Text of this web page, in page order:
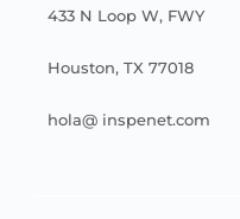
433 N Loop W, FWY
Houston, TX 77018
hola@ inspenet.com